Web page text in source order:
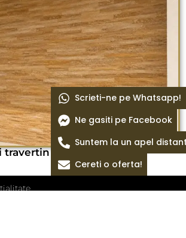
yellow 15x2x2 cm
Scrieti-ne pe Whatsapp!
Ne gasiti pe Facebook
Suntem la un apel
Cereti o oferta!